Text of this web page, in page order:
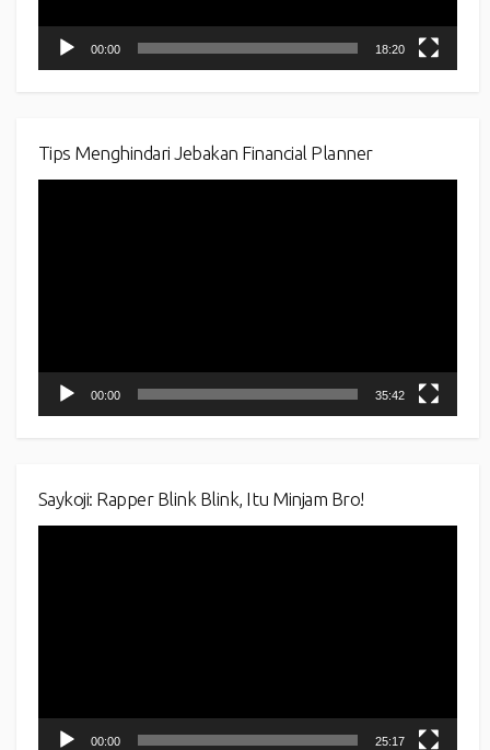
00:00 18:20
Tips Menghindari Jebakan Financial Planner
00:00 35:42
Saykoji: Rapper Blink Blink, Itu Minjam Bro!
00:00 25:17